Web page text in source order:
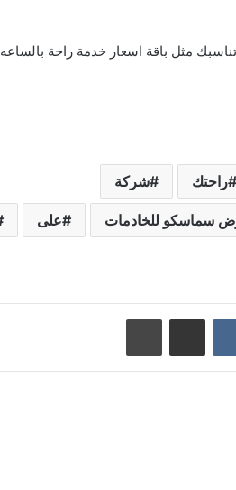
مثل باقة اسعار خدمة راحة
راحتك شركة
سماسكو للخادمات على